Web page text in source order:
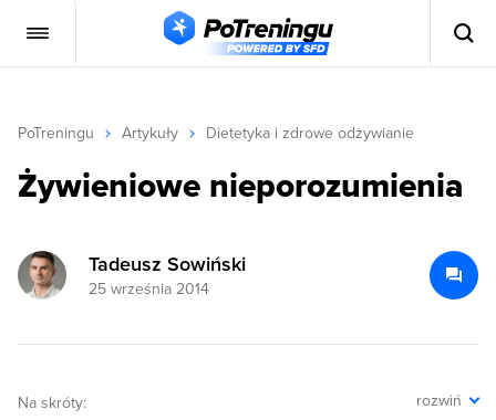
PoTreningu Artykuły Dietetyka i zdrowe odżywianie
Żywieniowe nieporozumienia
Tadeusz Sowiński
25 września 2014
Na skróty: rozwiń